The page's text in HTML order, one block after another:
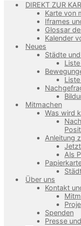
DIREKT ZUR
Karte von
Iframes
Glossar
Kalender
Neues
Städte
Mitmachen
Was wird
Anleitung
Als
Über uns
Kontakt
Spenden
Presse